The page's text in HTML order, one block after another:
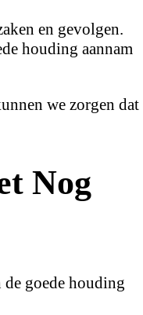
en gevolgen.
houding aannam
we zorgen dat
Nog
de goede houding